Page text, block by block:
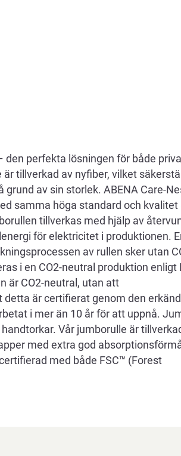
den perfekta lösningen för både
tillverkad av nyfiber, vilket
av sin storlek. ABENA Care-
samma höga standard och kvalitet
tillverkas med hjälp av
för elektricitet i produktionen.
av rullen sker utan
i en CO2-neutral produktion enligt
är CO2-neutral, utan att
är certifierat genom den
i mer än 10 år för att uppnå.
Vår jumborulle är
med extra god
med både FSC™ (Forest